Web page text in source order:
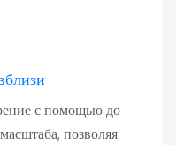
с помощью до
позволяя